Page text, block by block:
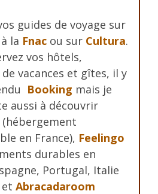
guides de voyage sur
la Fnac ou sur Cultura.
vos hôtels,
vacances et gîtes, il y
Booking mais je
aussi à découvrir
(hébergement
en France), Feelingo
durables en
Portugal, Italie
et Abracadaroom